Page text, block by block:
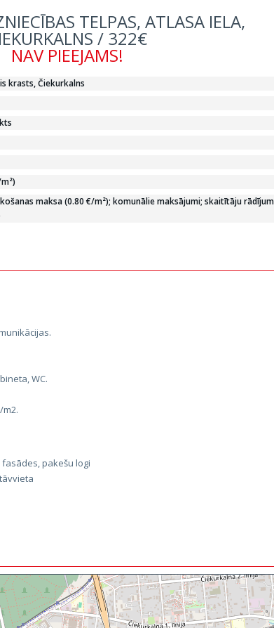
TELPAS, ATLASA IELA,
/ 322€
NAV PIEEJAMS!
krasts, Čiekurkalns
maksa (0.80 €/m²); komunālie maksājumi; skaitītāju
WC.
pakešu logi